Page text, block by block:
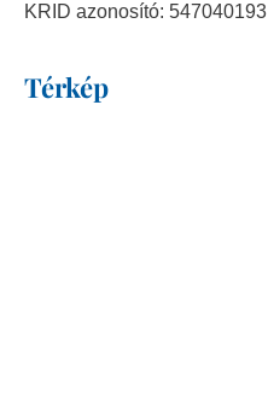
KRID azonosító: 547040193
Térkép